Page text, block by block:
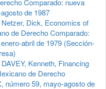
Comparado: nueva
de 1987
Netzer, Dick, Economics of
de Derecho Comparado:
abril de 1979 (Sección-
DAVEY, Kenneth, Financing
de Derecho
número 59, mayo-agosto de